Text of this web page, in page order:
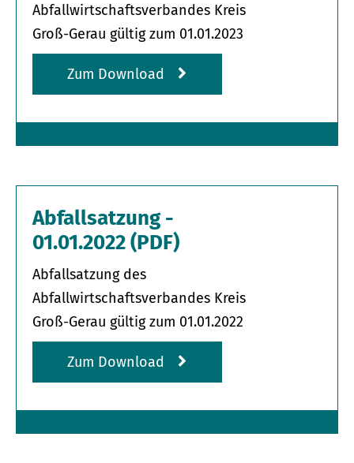
Abfallwirtschafts­verbandes Kreis
Groß-Gerau gültig zum 01.01.2023
Zum Download
Abfallsatzung -
01.01.2022 (PDF)
Abfallsatzung des
Abfallwirtschaftsverbandes Kreis
Groß-Gerau gültig zum 01.01.2022
Zum Download